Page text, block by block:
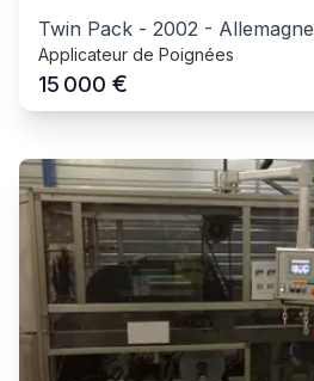
Twin Pack - 2002 - Allemagne
Applicateur de Poignées
15 000 €